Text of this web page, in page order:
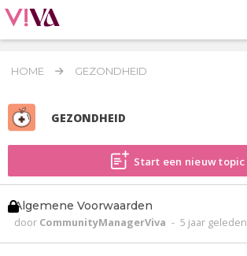
HOME GEZONDHEID
GEZONDHEID
Start een nieuw topic
Algemene Voorwaarden
door CommunityManagerViva - 5 jaar geleden